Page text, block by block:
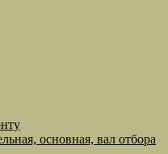
основная, вал отбора